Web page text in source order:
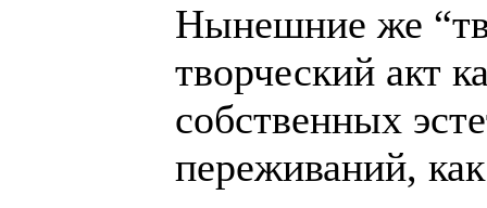
Нынешние же
творческий акт
собственных
переживаний,